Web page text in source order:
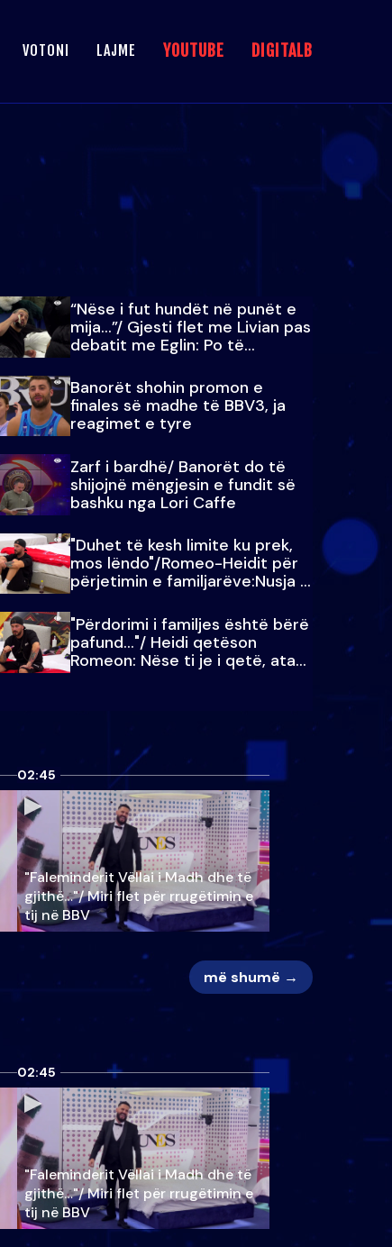
VOTONI LAJME YOUTUBE DIGITALB
“Nëse i fut hundët në punët e
mija…”/ Gjesti flet me Livian pas
debatit me Eglin: Po të
paralajmëroj
Banorët shohin promon e
finales së madhe të BBV3, ja
reagimet e tyre
Zarf i bardhë/ Banorët do të
shijojnë mëngjesin e fundit së
bashku nga Lori Caffe
"Duhet të kesh limite ku prek,
mos lëndo"/Romeo-Heidit për
përjetimin e familjarëve:Nusja e
Julit…
"Përdorimi i familjes është bërë
pafund…"/ Heidi qetëson
Romeon: Nëse ti je i qetë, ata
qetësohen
02:45
"Faleminderit Vëllai i Madh dhe të
gjithë…"/ Miri flet për rrugëtimin e
tij në BBV
më shumë →
02:45
"Faleminderit Vëllai i Madh dhe të
gjithë…"/ Miri flet për rrugëtimin e
tij në BBV